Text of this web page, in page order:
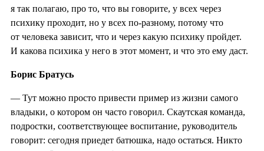
я так полагаю, про то, что вы говорите, у всех через
психику проходит, но у всех по-разному, потому что
от человека зависит, что и через какую психику пройдет.
И какова психика у него в этот момент, и что это ему даст.
Борис Братусь
— Тут можно просто привести пример из жизни самого
владыки, о котором он часто говорил. Скаутская команда,
подростки, соответствующее воспитание, руководитель
говорит: сегодня приедет батюшка, надо остаться. Никто